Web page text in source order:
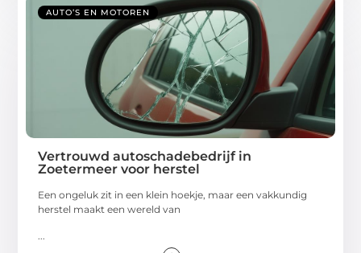
AUTO’S EN MOTOREN
Vertrouwd autoschadebedrijf in
Zoetermeer voor herstel
Een ongeluk zit in een klein hoekje, maar een vakkundig
herstel maakt een wereld van